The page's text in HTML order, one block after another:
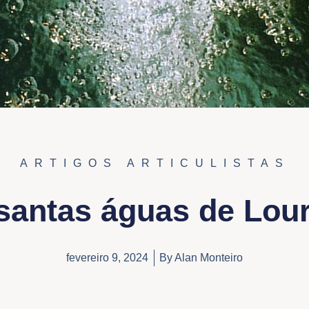
ARTIGOS ARTICULISTAS
águas de
fevereiro 9, 2024 ByAlan Monteiro